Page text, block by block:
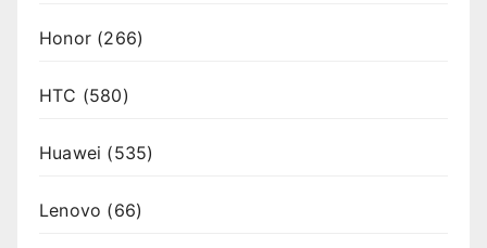
Honor (266)
HTC (580)
Huawei (535)
Lenovo (66)